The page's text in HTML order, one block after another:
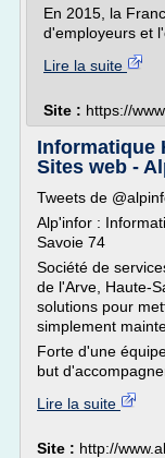
En 2015, la
d'employeurs et
Lire la suite
Site : https://
Informatique
Sites web -
Tweets de
Alp'infor :
Savoie 74
Société de
de l'Arve, Haute-
solutions pour
simplement
Forte d'une
but
Lire la suite
Site : http://